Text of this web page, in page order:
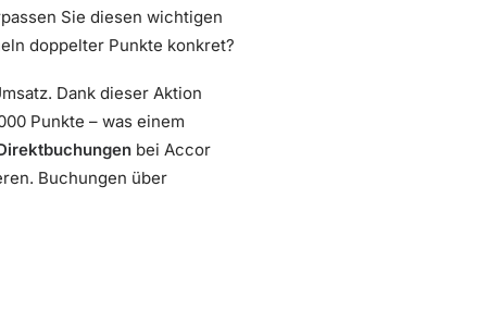
Sie diesen wichtigen
doppelter Punkte konkret?
Dank dieser Aktion
Punkte – was einem
bei Accor
Buchungen über